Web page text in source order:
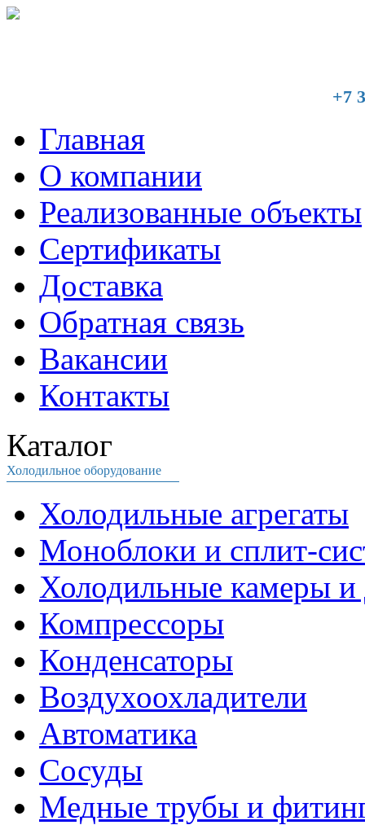
+7
Главная
О компании
Реализованные объекты
Сертификаты
Доставка
Обратная связь
Вакансии
Контакты
Каталог
Холодильное оборудование
Холодильные агрегаты
Моноблоки и сплит-
Холодильные камеры и
Компрессоры
Конденсаторы
Воздухоохладители
Автоматика
Сосуды
Медные трубы и